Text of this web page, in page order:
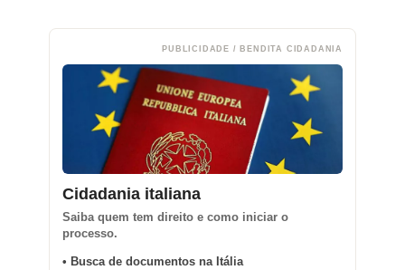
PUBLICIDADE / BENDITA CIDADANIA
Cidadania italiana
Saiba quem tem direito e como iniciar o
processo.
• Busca de documentos na Itália